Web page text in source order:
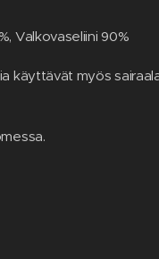
Valkovaseliini 90%
käyttävät myös